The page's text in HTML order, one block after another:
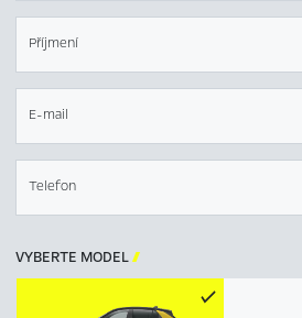
Příjmení
E-mail
Telefon
VYBERTE MODEL